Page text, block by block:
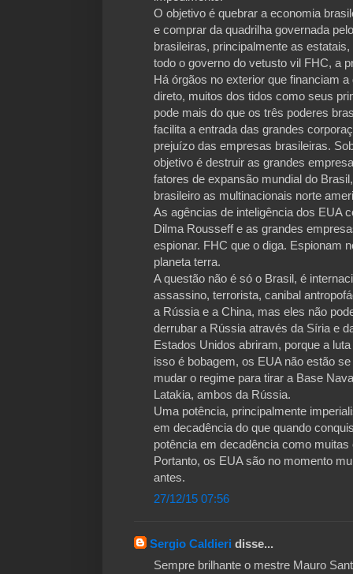
O objetivo é quebrar a economia
e comprar da quadrilha governada
brasileiras, principalmente as
todo o governo do vetusto vil FHC, a
Há órgãos no exterior que financiam
direto, muitos dos tidos como seus
pode mais do que os três poderes
facilita a entrada das grandes
prejuízo das empresas brasileiras.
objetivo é destruir as grandes
fatores de expansão mundial do
brasileiro as multinacionais norte
As agências de inteligência dos EUA
Dilma Rousseff e as grandes
espionar. FHC que o diga. Espionam
planeta terra.
A questão não é só o Brasil, é
assassino, terrorista, canibal
a Rússia e a China, mas eles não
derrubar a Rússia através da Síria e
Estados Unidos abriram, porque a
isso é bobagem, os EUA não estão
mudar o regime para tirar a Base
Latakia, ambos da Rússia.
Uma potência, principalmente
em decadência do que quando
potência em decadência como
Portanto, os EUA são no momento
antes.
27/12/15 07:56
Sergio Caldieri disse...
Sempre brilhante o mestre Mauro